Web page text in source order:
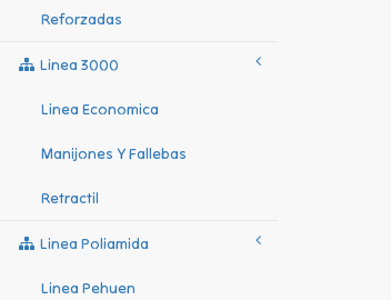
Reforzadas
Linea 3000
Linea Economica
Manijones Y Fallebas
Retractil
Linea Poliamida
Linea Pehuen